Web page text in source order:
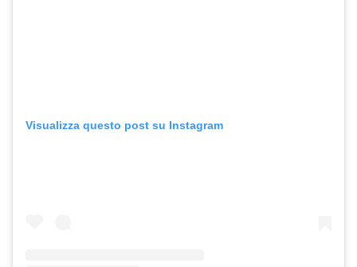
Visualizza questo post su Instagram